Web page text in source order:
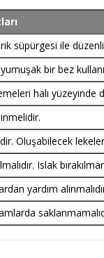
süpürgesi ile
bir bez
halı yüzeyinde
Oluşabilecek
Islak
yardım